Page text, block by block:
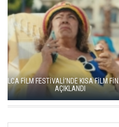
YEŞİM USTAOĞLU'NUN
DÜNYA